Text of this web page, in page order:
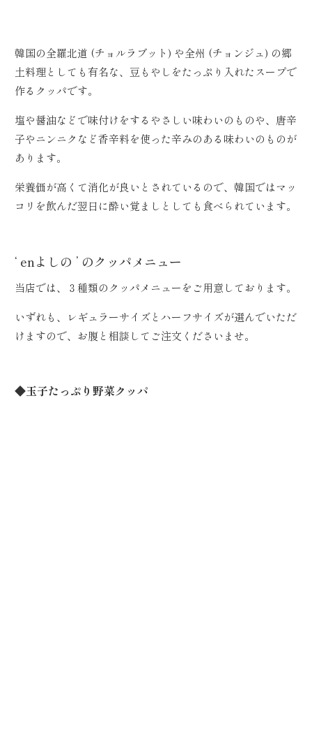
韓国の全羅北道 (チョルラブット) や全州 (チョンジュ) の郷
土料理としても有名な、豆もやしをたっぷり入れたスープで
作るクッパです。
塩や醤油などで味付けをするやさしい味わいのものや、唐辛
子やニンニクなど香辛料を使った辛みのある味わいのものが
あります。
栄養価が高くて消化が良いとされているので、韓国ではマッ
コリを飲んだ翌日に酔い覚ましとしても食べられています。
‘ enよしの ’ のクッパメニュー
当店では、３種類のクッパメニューをご用意しております。
いずれも、レギュラーサイズとハーフサイズが選んでいただ
けますので、お腹と相談してご注文くださいませ。
◆玉子たっぷり野菜クッパ